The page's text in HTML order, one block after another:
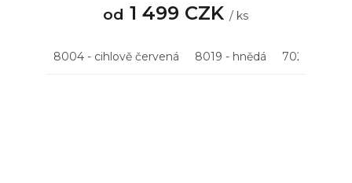
od 1 499 CZK/ ks
8004 - cihlově červená 8019 - hnědá 7021 -